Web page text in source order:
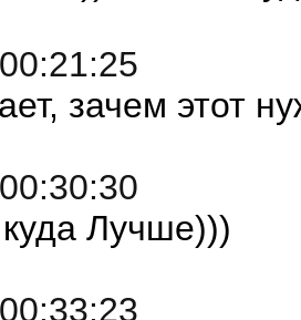
зачем этот
Лучше)))